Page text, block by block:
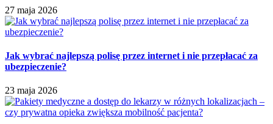
27 maja 2026
Jak wybrać najlepszą polisę przez internet i nie przepłacać za
ubezpieczenie?
23 maja 2026